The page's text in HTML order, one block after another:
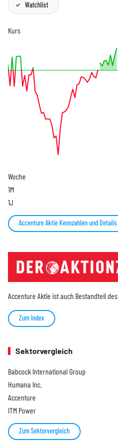
Watchlist
Kurs
Woche
1M
1J
Accenture Aktie Kennzahlen und Details
Accenture Aktie ist auch Bestandteil des
Zum Index
Sektorvergleich
Babcock International Group
Humana Inc.
Accenture
ITM Power
Zum Sektorvergleich